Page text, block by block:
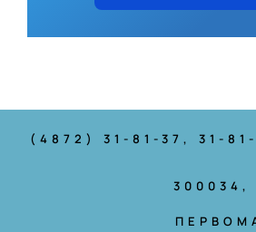
(4872) 31-81-37, 31-